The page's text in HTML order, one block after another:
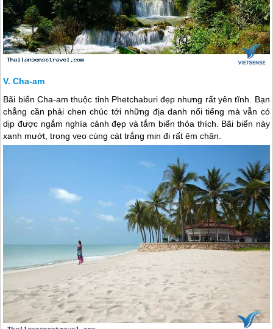
Cha-am
Bãi biển Cha-am thuộc tỉnh Phetchaburi đẹp nhưng rất yên tĩnh. Bạn
chẳng cần phải chen chúc tới những địa danh nổi tiếng mà vẫn có
dịp được ngắm nghía cảnh đẹp và tắm biển thỏa thích. Bãi biển này
xanh mướt, trong veo cùng cát trắng mịn đi rất êm chân.